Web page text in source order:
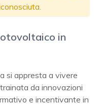
in
si appresta a vivere
da innovazioni
e incentivante in